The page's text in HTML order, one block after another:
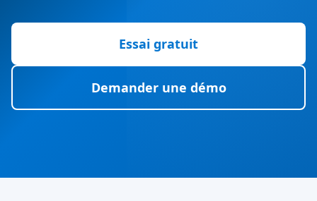
Essai gratuit
Demander une démo